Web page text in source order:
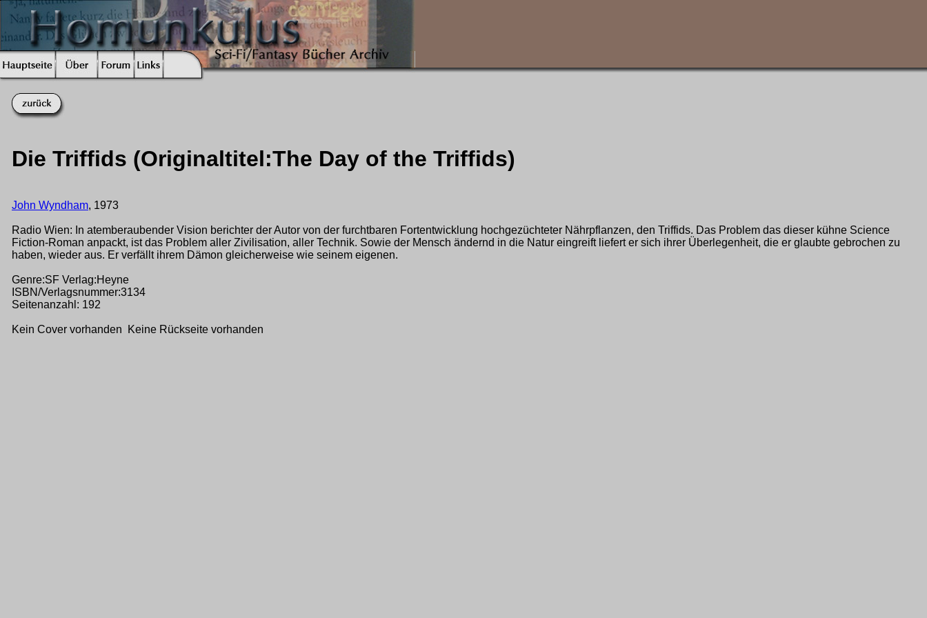
Die Triffids (Originaltitel:The Day of the Triffids)
John Wyndham, 1973
Radio Wien: In atemberaubender Vision berichter der Autor von der furchtbaren Fortentwicklung hochgezüchteter Nährpflanzen, den Triffids. Das Problem das dieser kühne Science
Fiction-Roman anpackt, ist das Problem aller Zivilisation, aller Technik. Sowie der Mensch ändernd in die Natur eingreift liefert er sich ihrer Überlegenheit, die er glaubte gebrochen zu
haben, wieder aus. Er verfällt ihrem Dämon gleicherweise wie seinem eigenen.
Genre:SF Verlag:Heyne
ISBN/Verlagsnummer:3134
Seitenanzahl: 192
Kein Cover vorhanden Keine Rückseite vorhanden